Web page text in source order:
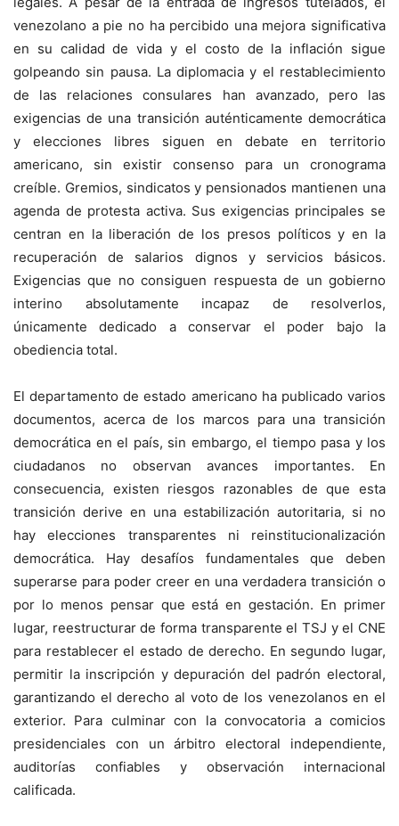
venezolano a pie no ha percibido una mejora significativa
en su calidad de vida y el costo de la inflación sigue
golpeando sin pausa. La diplomacia y el restablecimiento
de las relaciones consulares han avanzado, pero las
exigencias de una transición auténticamente democrática
y elecciones libres siguen en debate en territorio
americano, sin existir consenso para un cronograma
creíble. Gremios, sindicatos y pensionados mantienen una
agenda de protesta activa. Sus exigencias principales se
centran en la liberación de los presos políticos y en la
recuperación de salarios dignos y servicios básicos.
Exigencias que no consiguen respuesta de un gobierno
interino absolutamente incapaz de resolverlos,
únicamente dedicado a conservar el poder bajo la
obediencia total.
El departamento de estado americano ha publicado varios
documentos, acerca de los marcos para una transición
democrática en el país, sin embargo, el tiempo pasa y los
ciudadanos no observan avances importantes. En
consecuencia, existen riesgos razonables de que esta
transición derive en una estabilización autoritaria, si no
hay elecciones transparentes ni reinstitucionalización
democrática. Hay desafíos fundamentales que deben
superarse para poder creer en una verdadera transición o
por lo menos pensar que está en gestación. En primer
lugar, reestructurar de forma transparente el TSJ y el CNE
para restablecer el estado de derecho. En segundo lugar,
permitir la inscripción y depuración del padrón electoral,
garantizando el derecho al voto de los venezolanos en el
exterior. Para culminar con la convocatoria a comicios
presidenciales con un árbitro electoral independiente,
auditorías confiables y observación internacional
calificada.